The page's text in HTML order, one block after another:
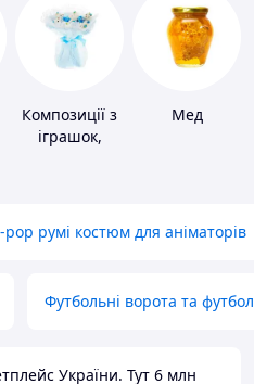
Композиції з
іграшок,
Мед
pop румі костюм для аніматорів
Футбольні ворота та
України. Тут 6 млн